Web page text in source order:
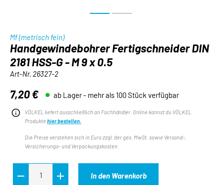
Mf (metrisch fein)
Handgewindebohrer Fertigschneider DIN
2181 HSS-G - M 9 x 0.5
Art-Nr. 26327-2
Regulärer Preis:
7,20 € ab Lager - mehr als 100 Stück verfügbar
VÖLKEL liefert ausschließlich an Fachhändler. Online kannst du VÖLKEL
Produkte hier bestellen.
Die Preise verstehen sich in Euro zzgl. der ges. MwSt. sowie Versand-,
Versicherungs- und Verpackungskosten.
In den Warenkorb